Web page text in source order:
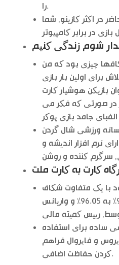
را.
در اکثر کازینو, شما
شوم زندگی کنیم
چیزی بود که من
برای اولین بار بازی
بازیکن هوشیار کارت
در صورتی که فکر می
ورزشی شال گردن
نرم افزار اندیشه و
کارت به کارت ملت
با یک متفاوت شکاف
تغییر قیمت خرید از 92.50% به 96.05% و واریانس
ساده برای استفاده
و فایروال فراهم
کردن حفاظت اضافی.